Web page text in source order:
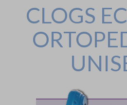
CLOGS